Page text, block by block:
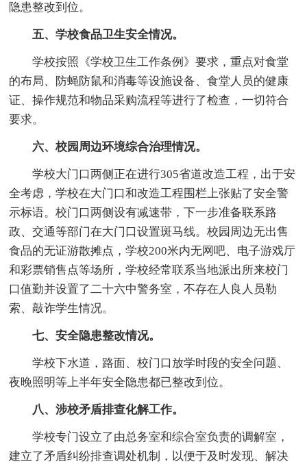
隐患整改到位。
五、学校食品卫生安全情况。
学校按照《学校卫生工作条例》要求，重点对食堂
的布局、防蝇防鼠和消毒等设施设备、食堂人员的健康
证、操作规范和物品采购流程等进行了检查，一切符合
要求。
六、校园周边环境综合治理情况。
学校大门口两侧正在进行305省道改造工程，出于安
全考虑，学校在大门口和改造工程围栏上张贴了安全警
示标语。校门口两侧设有减速带，下一步准备联系路
政、交通等部门在大门口设置斑马线。校园周边无出售
食品的无证游散摊点，学校200米内无网吧、电子游戏厅
和彩票销售点等场所，学校经常联系当地派出所来校门
口值勤并设置了二十六中警务室，不存在人良人员勒
索、敲诈学生情况。
七、安全隐患整改情况。
学校下水道，路面、校门口放学时段的安全问题、
夜晚照明等上半年安全隐患都已整改到位。
八、涉校矛盾排查化解工作。
学校专门设立了由总务室和综合室负责的调解室，
建立了矛盾纠纷排查调处机制，以便于及时发现、解决